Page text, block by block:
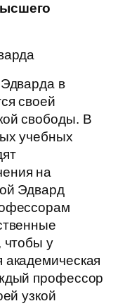
в
своей
свободы. В
учебных
на
Эдвард
чтобы у
профессор
узкой